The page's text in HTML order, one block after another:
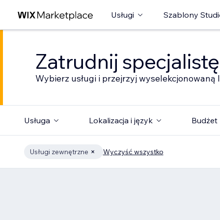
Usługi Szablony
Zatrudnij
Wybierz usługi i przejrzyj
Usługa Lokalizacja i język Budżet
Usługi zewnętrzne Wyczyść wszystko